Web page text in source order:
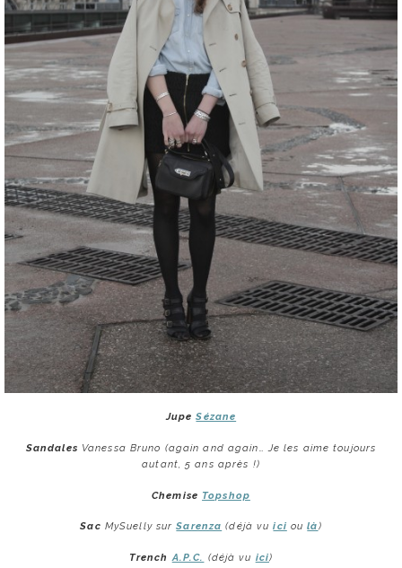
Jupe Sézane
Sandales Vanessa Bruno (again and again… Je les aime toujours
autant, 5 ans après !)
Chemise Topshop
Sac MySuelly surSarenza (déjà vuici oulà)
Trench A.P.C. (déjà vu ici)